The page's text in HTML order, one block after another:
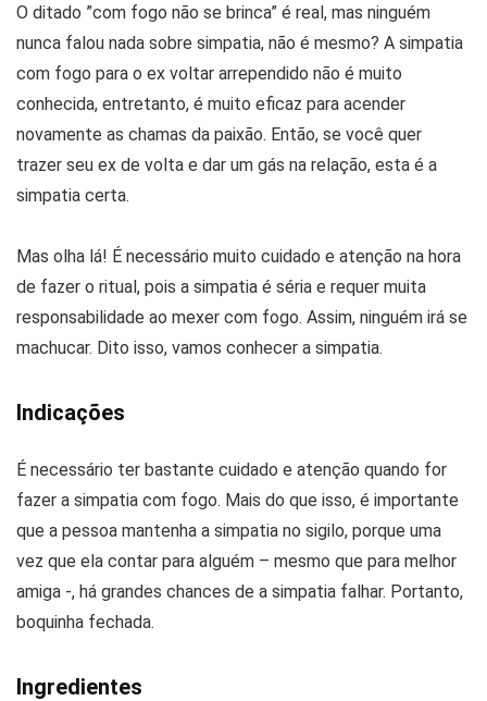
O ditado ”com fogo não se brinca” é real, mas ninguém
nunca falou nada sobre simpatia, não é mesmo? A simpatia
com fogo para o ex voltar arrependido não é muito
conhecida, entretanto, é muito eficaz para acender
novamente as chamas da paixão. Então, se você quer
trazer seu ex de volta e dar um gás na relação, esta é a
simpatia certa.
Mas olha lá! É necessário muito cuidado e atenção na hora
de fazer o ritual, pois a simpatia é séria e requer muita
responsabilidade ao mexer com fogo. Assim, ninguém irá se
machucar. Dito isso, vamos conhecer a simpatia.
Indicações
É necessário ter bastante cuidado e atenção quando for
fazer a simpatia com fogo. Mais do que isso, é importante
que a pessoa mantenha a simpatia no sigilo, porque uma
vez que ela contar para alguém – mesmo que para melhor
amiga -, há grandes chances de a simpatia falhar. Portanto,
boquinha fechada.
Ingredientes